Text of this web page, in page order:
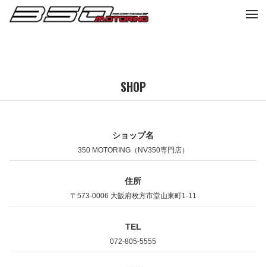
SHOP
ショップ名
350 MOTORING（NV350専門店）
住所
〒573-0006 大阪府枚方市堂山東町1-11
TEL
072-805-5555